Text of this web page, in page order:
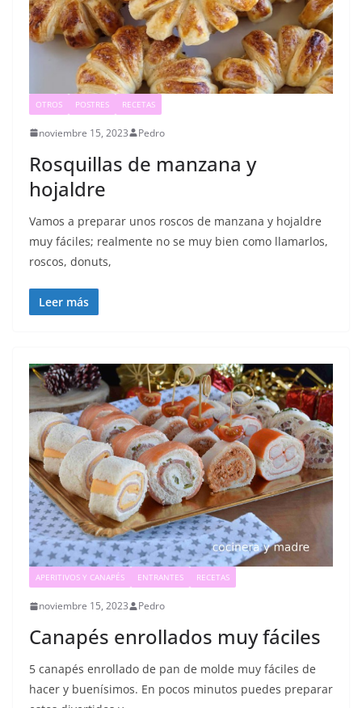
OTROS POSTRES RECETAS
noviembre 15, 2023 Pedro
Rosquillas de manzana y
hojaldre
Vamos a preparar unos roscos de manzana y hojaldre
muy fáciles; realmente no se muy bien como llamarlos,
roscos, donuts,
Leer más
APERITIVOS Y CANAPÉS ENTRANTES RECETAS
noviembre 15, 2023 Pedro
Canapés enrollados muy fáciles
5 canapés enrollado de pan de molde muy fáciles de
hacer y buenísimos. En pocos minutos puedes preparar